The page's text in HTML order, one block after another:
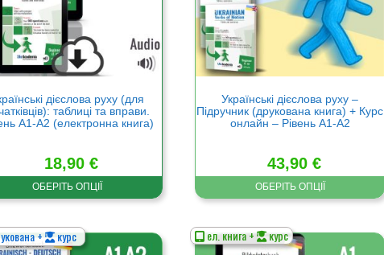
дієслова руху (для
таблиці та вправи.
A1-A2 (електронна книга)
18,90€
ОБЕРІТЬ ОПЦІЇ
Українські дієслова руху –
Підручник (друкована книга) + Курс
онлайн – Рівень А1-А2
43,90 €
ОБЕРІТЬ ОПЦІЇ
вибрати
на
сторінці
товару
+ курс ел. книга + курс
Цей